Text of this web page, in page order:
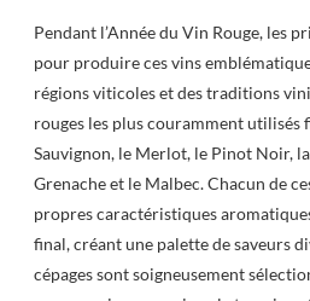
Pendant l’Année du Vin Rouge, les
pour produire ces vins
régions viticoles et des traditions
rouges les plus couramment utilisés
Sauvignon, le Merlot, le Pinot Noir,
Grenache et le Malbec. Chacun de
propres caractéristiques
final, créant une palette de saveurs
cépages sont soigneusement